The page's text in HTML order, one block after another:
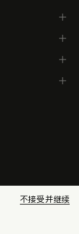
不接受并继续